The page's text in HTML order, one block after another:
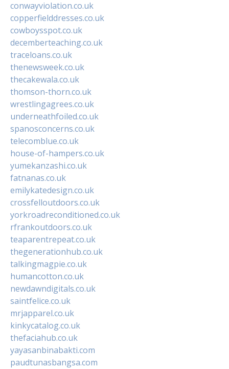
conwayviolation.co.uk
copperfielddresses.co.uk
cowboysspot.co.uk
decemberteaching.co.uk
traceloans.co.uk
thenewsweek.co.uk
thecakewala.co.uk
thomson-thorn.co.uk
wrestlingagrees.co.uk
underneathfoiled.co.uk
spanosconcerns.co.uk
telecomblue.co.uk
house-of-hampers.co.uk
yumekanzashi.co.uk
fatnanas.co.uk
emilykatedesign.co.uk
crossfelloutdoors.co.uk
yorkroadreconditioned.co.uk
rfrankoutdoors.co.uk
teaparentrepeat.co.uk
thegenerationhub.co.uk
talkingmagpie.co.uk
humancotton.co.uk
newdawndigitals.co.uk
saintfelice.co.uk
mrjapparel.co.uk
kinkycatalog.co.uk
thefaciahub.co.uk
yayasanbinabakti.com
paudtunasbangsa.com